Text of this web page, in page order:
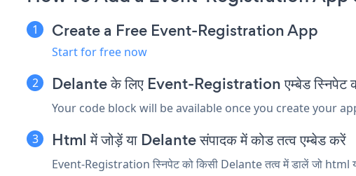
Create a Free Event-Registration App
Start for free now
Delante के लिए Event-Registration एम्बेड स्निपेट
Your code block will be available once you create your
Html में जोड़ें या Delante संपादक में कोड तत्व एम्बेड करें
Event-Registration स्निपेट को किसी Delante तत्व में डालें जो html